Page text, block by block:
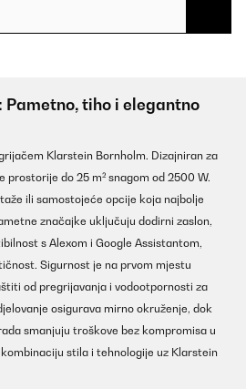
tiho i elegantno
Klarstein Bornholm. Dizajniran za
do 25 m² snagom od 2500 W.
ili samostojeće opcije koja najbolje
značajke uključuju dodirni zaslon,
s Alexom i Google Assistantom,
Sigurnost je na prvom mjestu
od pregrijavanja i vodootpornosti za
osigurava mirno okruženje, dok
smanjuju troškove bez kompromisa u
stila i tehnologije uz Klarstein